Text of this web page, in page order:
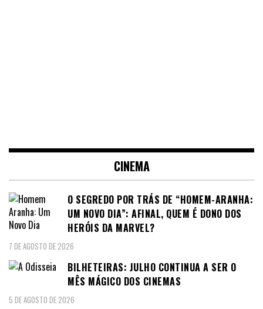
CINEMA
O SEGREDO POR TRÁS DE “HOMEM-ARANHA:
UM NOVO DIA”: AFINAL, QUEM É DONO DOS
HERÓIS DA MARVEL?
7 DE AGOSTO DE 2026
BILHETEIRAS: JULHO CONTINUA A SER O
MÊS MÁGICO DOS CINEMAS
5 DE AGOSTO DE 2026